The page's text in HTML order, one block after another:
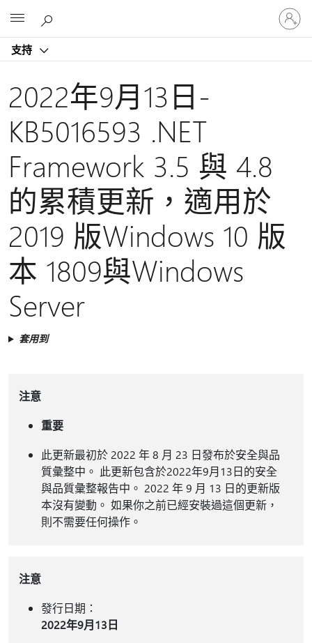
支持
登
入
您
2022年9月13日-
KB5016593 .NET
Framework 3.5 與 4.8
的累積更新，適用於
2019 版Windows 10 版
本 1809與Windows
Server
套用到
注意
重要
此更新最初於 2022 年 8 月 23 日發布於安全與品
質彙整中。 此更新包含於2022年9月13日的安全
與品質彙整報告中。 2022 年 9 月 13 日的更新版
本沒有變動。 如果你之前已經安裝過這個更新，
則不需要任何操作。
注意
發行日期：
2022年9月13日